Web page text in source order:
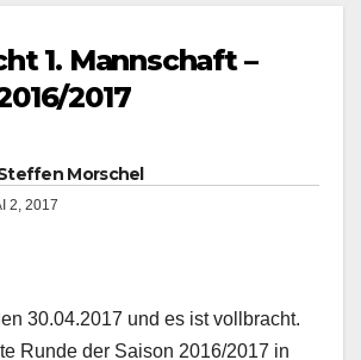
1. Mannschaft –
2017
Morschel
2, 2017
30.04.2017 und es ist vollbracht.
Runde der Saison 2016/2017 in